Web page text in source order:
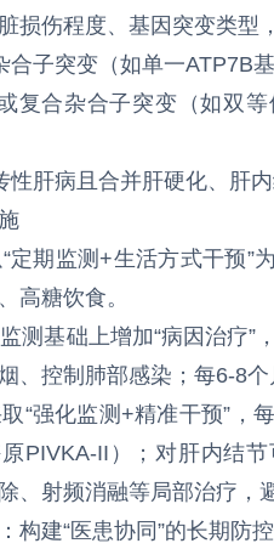
损伤程度、基因突变类型
合子突变（如单一ATP7B
复合杂合子突变（如双
肝病且合并肝硬化、肝
定期监测+生活方式干预”
高糖饮食。
测基础上增加“病因治疗
、控制肺部感染；每6-8
“强化监测+精准干预”，
PIVKA-II）；对肝内结
、射频消融等局部治疗，
构建“医患协同”的长期防